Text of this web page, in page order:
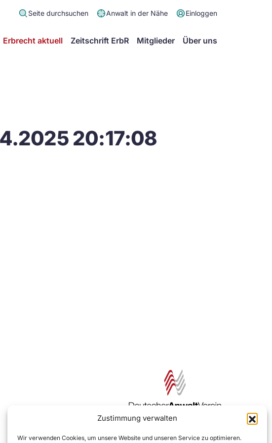
Zustimmung verwalten
Wir verwenden Cookies, um unsere Website und unseren Service zu optimieren.
Seite durchsuchen Anwalt in der Nähe Einloggen
Erbrecht aktuell Zeitschrift ErbR Mitglieder Über uns
20:17:08
Zur DAV Webseite